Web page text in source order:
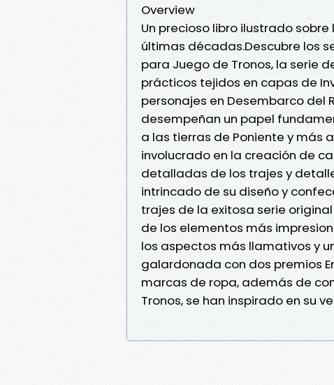
Overview
Un precioso libro ilustrado
últimas décadas.Descubre los
para Juego de Tronos, la serie
prácticos tejidos en capas de
personajes en Desembarco del
desempeñan un papel
a las tierras de Poniente y más
involucrado en la creación de
detalladas de los trajes y
intrincado de su diseño y
trajes de la exitosa serie
de los elementos más
los aspectos más llamativos y
galardonada con dos premios
marcas de ropa, además de
Tronos, se han inspirado en su